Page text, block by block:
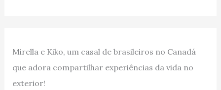
Mirella e Kiko, um casal de brasileiros no Canadá
que adora compartilhar experiências da vida no
exterior!